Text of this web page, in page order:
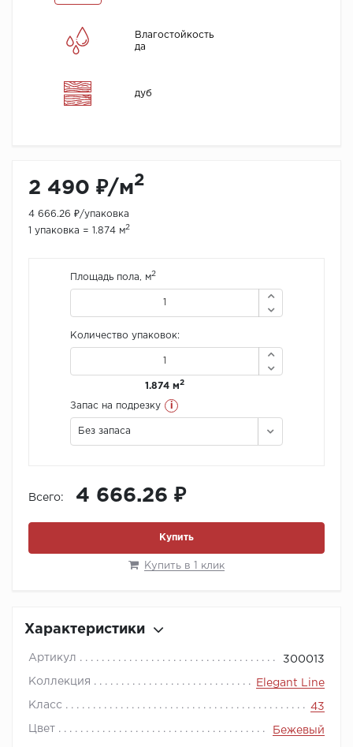
Влагостойкость
да
дуб
2 490 ₽/м2
4 666.26 ₽/упаковка
1 упаковка = 1.874 м2
Площадь пола, м2
Количество упаковок:
1.874 м2
Запас на подрезку i
Без запаса
Всего: 4 666.26 ₽
Купить
Купить в 1 клик
Характеристики
Артикул 300013
Коллекция Elegant Line
Класс 43
Цвет Бежевый